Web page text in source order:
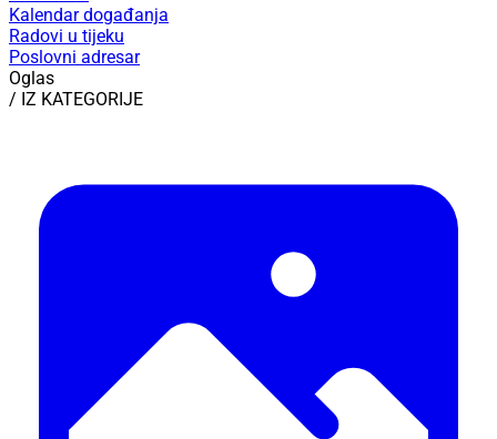
Kalendar događanja
Radovi u tijeku
Poslovni adresar
Oglas
/ IZ KATEGORIJE